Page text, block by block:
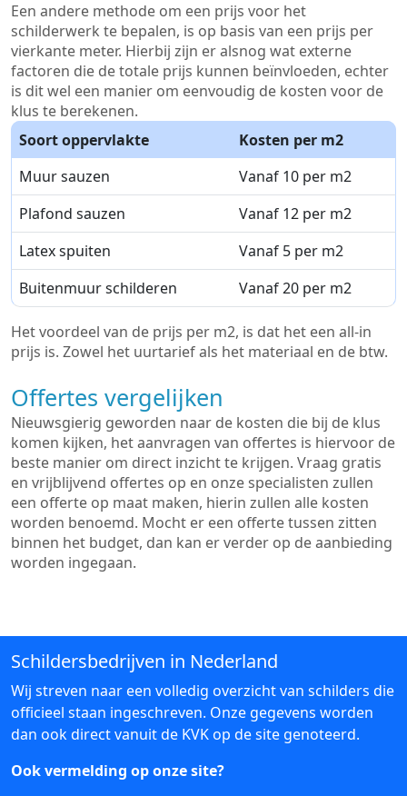
Een andere methode om een prijs voor het
schilderwerk te bepalen, is op basis van een prijs per
vierkante meter. Hierbij zijn er alsnog wat externe
factoren die de totale prijs kunnen beïnvloeden, echter
is dit wel een manier om eenvoudig de kosten voor de
klus te berekenen.
Soort oppervlakte
Kosten per m2
Muur sauzen
Vanaf 10 per m2
Plafond sauzen
Vanaf 12 per m2
Latex spuiten
Vanaf 5 per m2
Buitenmuur schilderen
Vanaf 20 per m2
Het voordeel van de prijs per m2, is dat het een all-in
prijs is. Zowel het uurtarief als het materiaal en de btw.
Offertes vergelijken
Nieuwsgierig geworden naar de kosten die bij de klus
komen kijken, het aanvragen van offertes is hiervoor de
beste manier om direct inzicht te krijgen. Vraag gratis
en vrijblijvend offertes op en onze specialisten zullen
een offerte op maat maken, hierin zullen alle kosten
worden benoemd. Mocht er een offerte tussen zitten
binnen het budget, dan kan er verder op de aanbieding
worden ingegaan.
Schildersbedrijven in Nederland
Wij streven naar een volledig overzicht van schilders die
officieel staan ingeschreven. Onze gegevens worden
dan ook direct vanuit de KVK op de site genoteerd.
Ook vermelding op onze site?